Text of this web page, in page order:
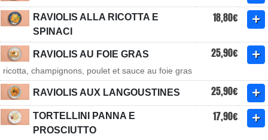
RAVIOLIS ALLA RICOTTA E
SPINACI
18,80€
RAVIOLIS AU FOIE GRAS 25,90€
ricotta, champignons, poulet et sauce au foie gras
RAVIOLIS AUX LANGOUSTINES 25,90€
TORTELLINI PANNA E
PROSCIUTTO
17,90€